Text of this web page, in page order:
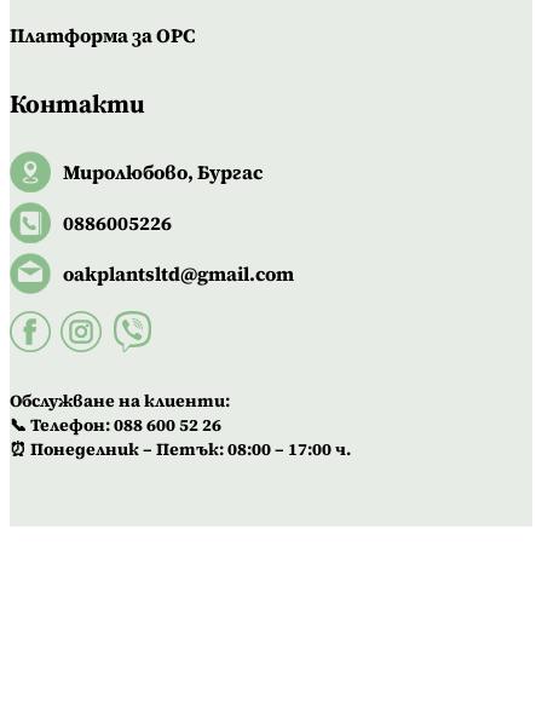
Платформа за OPC
Контакти
Миролюбово, Бургас
0886005226
oakplantsltd@gmail.com
Обслужване на клиенти:
📞 Телефон: 088 600 52 26
⏰ Понеделник – Петък: 08:00 – 17:00 ч.